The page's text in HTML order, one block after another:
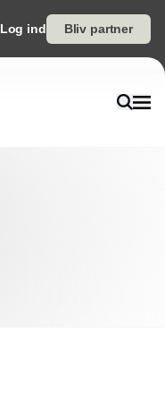
Log ind Bliv partner